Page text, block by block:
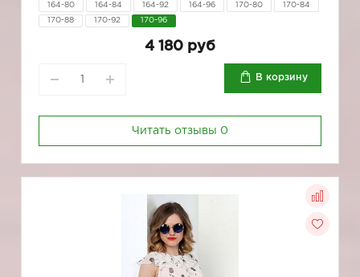
164-80 164-84 164-92 164-96 170-80 170-84
170-88 170-92 170-96
4 180 руб
В корзину
Читать отзывы 0